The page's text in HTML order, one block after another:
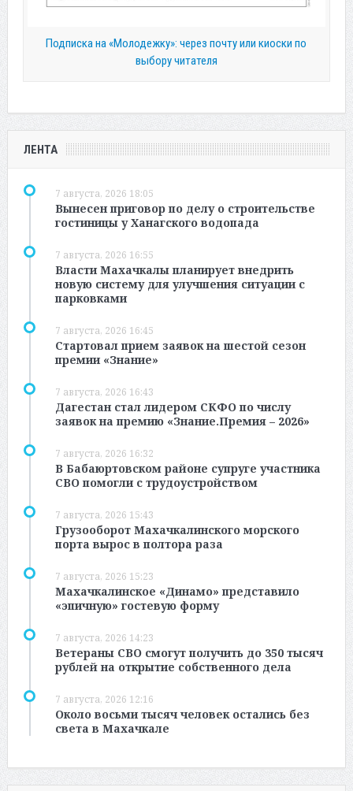
Подписка на «Молодежку»: через почту или киоски по
выбору читателя
ЛЕНТА
7 августа, 2026 18:05
Вынесен приговор по делу о строительстве
гостиницы у Ханагского водопада
7 августа, 2026 16:55
Власти Махачкалы планирует внедрить
новую систему для улучшения ситуации с
парковками
7 августа, 2026 16:45
Стартовал прием заявок на шестой сезон
премии «Знание»
7 августа, 2026 16:43
Дагестан стал лидером СКФО по числу
заявок на премию «Знание.Премия – 2026»
7 августа, 2026 16:32
В Бабаюртовском районе супруге участника
СВО помогли с трудоустройством
7 августа, 2026 15:43
Грузооборот Махачкалинского морского
порта вырос в полтора раза
7 августа, 2026 15:23
Махачкалинское «Динамо» представило
«эпичную» гостевую форму
7 августа, 2026 14:23
Ветераны СВО смогут получить до 350 тысяч
рублей на открытие собственного дела
7 августа, 2026 12:16
Около восьми тысяч человек остались без
света в Махачкале